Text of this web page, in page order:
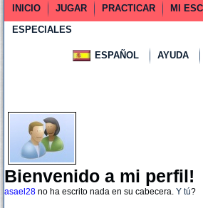
INICIO JUGAR PRACTICAR MI
ESPECIALES
ESPAÑOL AYUDA
Bienvenido a mi perfil!
asael28 no ha escrito nada en su cabecera. Y tú?